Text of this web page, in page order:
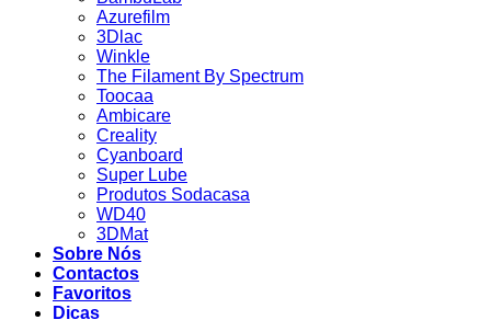
Azurefilm
3Dlac
Winkle
The Filament By Spectrum
Toocaa
Ambicare
Creality
Cyanboard
Super Lube
Produtos Sodacasa
WD40
3DMat
Sobre Nós
Contactos
Favoritos
Dicas